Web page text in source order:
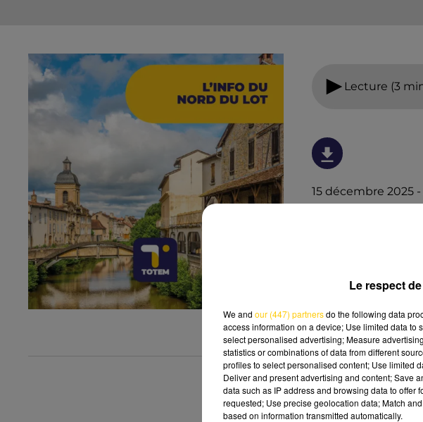
Lecture (3
15 décembre 2025
Ecoutez sur Totem
Nord du Lot et le
nos journalistes
Le respect
We and our (447) partnersdo the following data
access information on a device; Use limited data
select personalised advertising; Measure
statistics or combinations of data from different
profiles to select personalised content; Use limited
Deliver and present advertising and content; Save
data such as IP address and browsing data to
requested; Use precise geolocation data; Match
based on information transmitted automatically.